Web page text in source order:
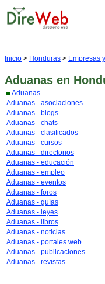
Inicio > Honduras > Empresas
Aduanas en
Aduanas
Aduanas - asociaciones
Aduanas - blogs
Aduanas - chats
Aduanas - clasificados
Aduanas - cursos
Aduanas - directorios
Aduanas - educación
Aduanas - empleo
Aduanas - eventos
Aduanas - foros
Aduanas - guías
Aduanas - leyes
Aduanas - libros
Aduanas - noticias
Aduanas - portales web
Aduanas - publicaciones
Aduanas - revistas